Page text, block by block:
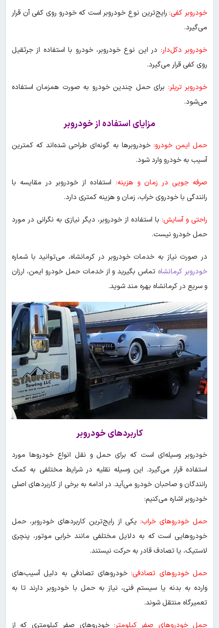
خودروبر کفی: رایج‌ترین نوع خودروبر است که خودرو روی کفی آن قرار
می‌گیرد.
خودروبر دکل‌دار: در این نوع خودروبر، خودرو با استفاده از جرثقیل
روی کفی قرار می‌گیرد.
خودروبر تریلر: برای حمل چندین خودرو به صورت همزمان استفاده
می‌شود.
مزایای استفاده از خودروبر
حمل ایمن خودرو:خودروبر‌ها به گونه‌ای طراحی شده‌اند که کمترین
آسیب به خودرو وارد شود.
صرفه جویی در زمان و هزینه: استفاده از خودروبر در مقایسه با
رانندگی با خودروی خراب، زمان و هزینه کمتری دارد.
راحتی و آسایش: با استفاده از خودروبر، دیگر نیازی به نگرانی در مورد
حمل خودرو نیست.
در صورت نیاز به خدمات خودروبر در کرمانشاه، می‌توانید با شماره
خودروبر کرمانشاه تماس بگیرید و از خدمات حمل خودرو ایمن، ارزان
و سریع در کرمانشاه بهره مند شوید.
کاربردهای خودروبر
خودروبر وسیله‌ای است که برای حمل و نقل انواع خودروها مورد
استفاده قرار می‌گیرد. این وسیله نقلیه در شرایط مختلفی به کمک
رانندگان و صاحبان خودرو می‌آید. در ادامه به برخی از کاربردهای اصلی
خودروبر اشاره می‌کنیم:
حمل خودروهای خراب: یکی از رایج‌ترین کاربردهای خودروبر، حمل
خودروهایی است که به دلایل مختلفی مانند خرابی موتور، پنچری
لاستیک، یا تصادف قادر به حرکت نیستند.
حمل خودروهای تصادفی:خودروهای تصادفی به دلیل آسیب‌های
وارده به بدنه یا سیستم فنی، نیاز به حمل با خودروبر دارند تا به
تعمیرگاه منتقل شوند.
حمل خودروهای صفر کیلومتر:خودروهای صفر کیلومتری که از